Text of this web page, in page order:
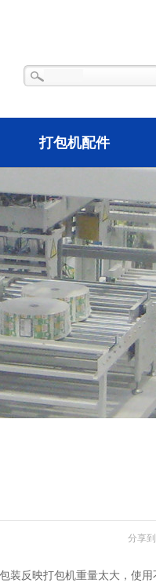
打包机配件
分享到
装反映打包机重量太大，使用